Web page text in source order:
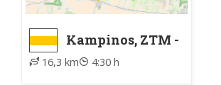
Kampinos, ZTM -
Polesie Nowe,
PKS
16,3 km 4:30 h